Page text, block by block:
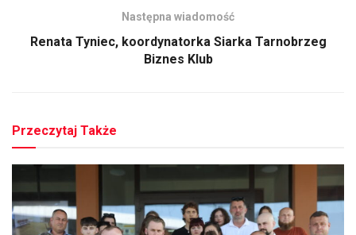
Następna wiadomość
Renata Tyniec, koordynatorka Siarka Tarnobrzeg
Biznes Klub
Przeczytaj Także